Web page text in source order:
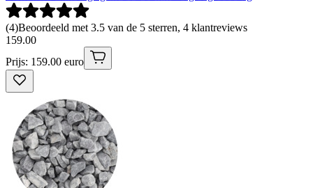
(4)Beoordeeld met 3.5 van de 5 sterren, 4 klantreviews
159.00
Prijs: 159.00 euro